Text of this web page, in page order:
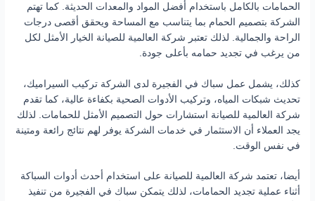
الحمامات بالكامل باستخدام أفضل المواد والمعدات الحديثة. كما تهتم
الشركة بتصميم الحمام بما يتناسب مع المساحة ويحقق أقصى درجات
الراحة والجمالية. لذلك تعتبر شركة العالمية للصيانة الخيار الأمثل لكل
من يرغب في تجديد حمامه بأعلى جودة.
كذلك، يشمل عمل سباك في الفجيرة لدى الشركة تركيب السيراميك،
تحديث شبكات المياه، وتركيب الأدوات الصحية بكفاءة عالية، كما تقدم
شركة العالمية للصيانة استشارات حول التصميم الأمثل للحمامات. لذلك
يجد العملاء أن الاستثمار في خدمات الشركة يوفر لهم نتائج رائعة ومتينة
في نفس الوقت.
أيضا، تعتمد شركة العالمية للصيانة على استخدام أحدث أدوات السباكة
أثناء عملية تجديد الحمامات، لذلك يتمكن سباك في الفجيرة من تنفيذ